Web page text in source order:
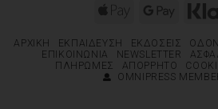
ΑΡΧΙΚΉ ΕΚΠΑΊΔΕΥΣΗ ΕΚΔΌΣΕΙΣ
ΕΠΙΚΟΙΝΩΝΊΑ
NEWSLETTER
ΠΛΗΡΩΜΈΣ
ΑΠΌΡΡΗΤΟ
OMNIPRESS